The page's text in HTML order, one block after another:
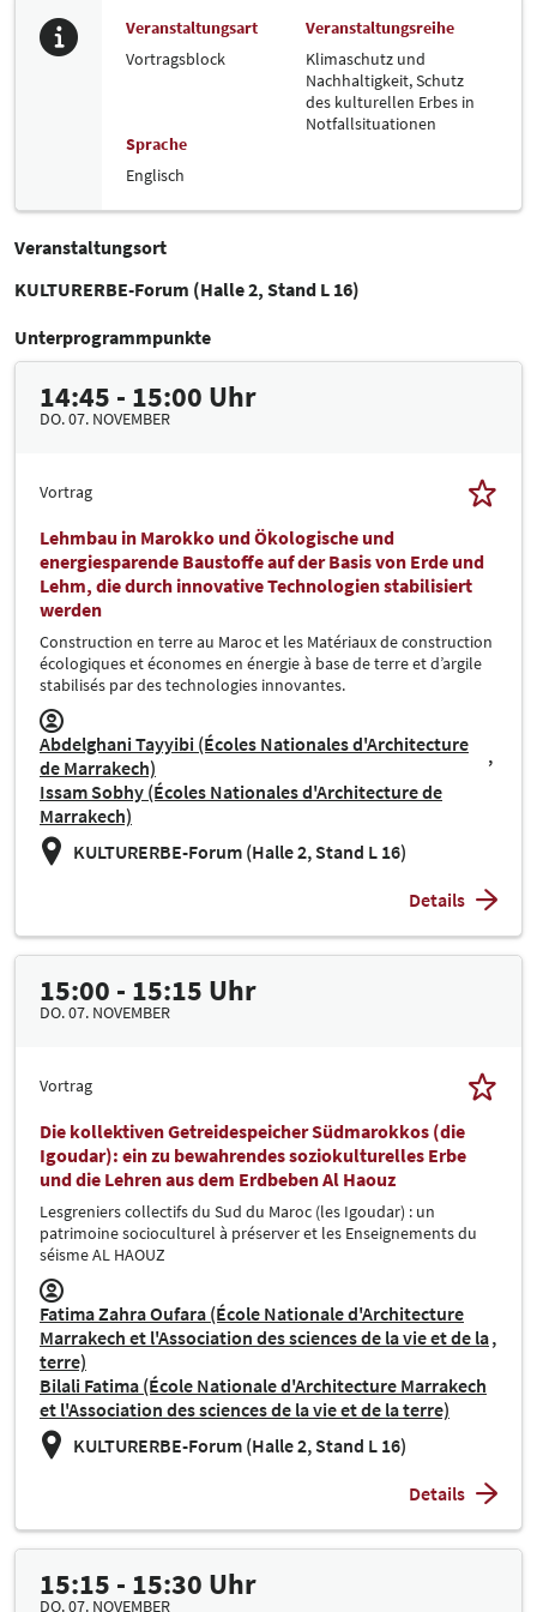
Veranstaltungsart
Vortragsblock
Veranstaltungsreihe
Klimaschutz und
Nachhaltigkeit,Schutz
des kulturellen Erbes in
Notfallsituationen
Sprache
Englisch
Veranstaltungsort
KULTURERBE-Forum (Halle 2, Stand L 16)
Unterprogrammpunkte
14:45 - 15:00 Uhr
DO. 07. NOVEMBER
Vortrag
Lehmbau in Marokko und Ökologische und
energiesparende Baustoffe auf der Basis von Erde und
Lehm, die durch innovative Technologien stabilisiert
werden
Construction en terre au Maroc et les Matériaux de construction
écologiques et économes en énergie à base de terre et d’argile
stabilisés par des technologies innovantes.
Abdelghani Tayyibi (Écoles Nationales d'Architecture
de Marrakech)
Issam Sobhy (Écoles Nationales d'Architecture de
Marrakech)
KULTURERBE-Forum (Halle 2, Stand L 16)
Details
15:00 - 15:15 Uhr
DO. 07. NOVEMBER
Vortrag
Die kollektiven Getreidespeicher Südmarokkos (die
Igoudar): ein zu bewahrendes soziokulturelles Erbe
und die Lehren aus dem Erdbeben Al Haouz
Lesgreniers collectifs du Sud du Maroc (les Igoudar) : un
patrimoine socioculturel à préserver et les Enseignements du
séisme AL HAOUZ
Fatima Zahra Oufara (École Nationale d'Architecture
Marrakech et l'Association des sciences de la vie et de la
terre)
Bilali Fatima (École Nationale d'Architecture Marrakech
et l'Association des sciences de la vie et de la terre)
KULTURERBE-Forum (Halle 2, Stand L 16)
Details
15:15 - 15:30 Uhr
DO. 07. NOVEMBER